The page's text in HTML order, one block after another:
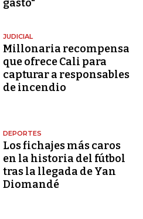
gasto"
JUDICIAL
Millonaria recompensa
que ofrece Cali para
capturar a responsables
de incendio
DEPORTES
Los fichajes más caros
en la historia del fútbol
tras la llegada de Yan
Diomandé